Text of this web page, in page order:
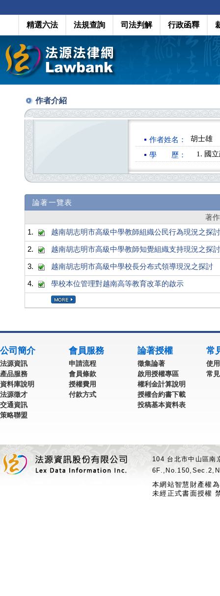
精選六法 法規查詢 司法判解 行政函釋
作者介紹
作者姓名： 胡士雄
學 歷： 國
論著一覽表
著
1.
越南胡志明市高級中學教師組織公民行為現況之探討
2. 越南胡志明市高級中學教師知覺組織支持現況之探討
3. 越南胡志明市高級中學校長分布式領導現況之探討
4. 學校本位管理對越南高等教育改革的啟示
公司簡介
法源資訊
產品服務
資料庫說明
法源徵才
交通資訊
策略聯盟
會員服務
申請流程
會員條款
授權費用
付款方式
論著授權
徵集論著
啟用授權專區
權利金計算說明
授權合約書下載
投稿基本資料表
常
使
常
104 台北市中山區
本網站智慧財產權
未經正式書面授權